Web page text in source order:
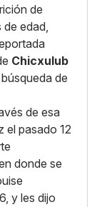
de
de edad,
Chicxulub
de
de esa
el pasado 12
donde se
y les dijo